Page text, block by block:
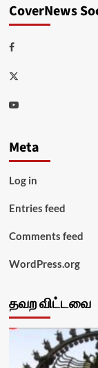
CoverNews
Facebook
Twitter
Youtube
Meta
Log in
Entries feed
Comments feed
WordPress.org
தவற விட்டவை